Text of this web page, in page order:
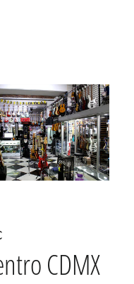
CDMX